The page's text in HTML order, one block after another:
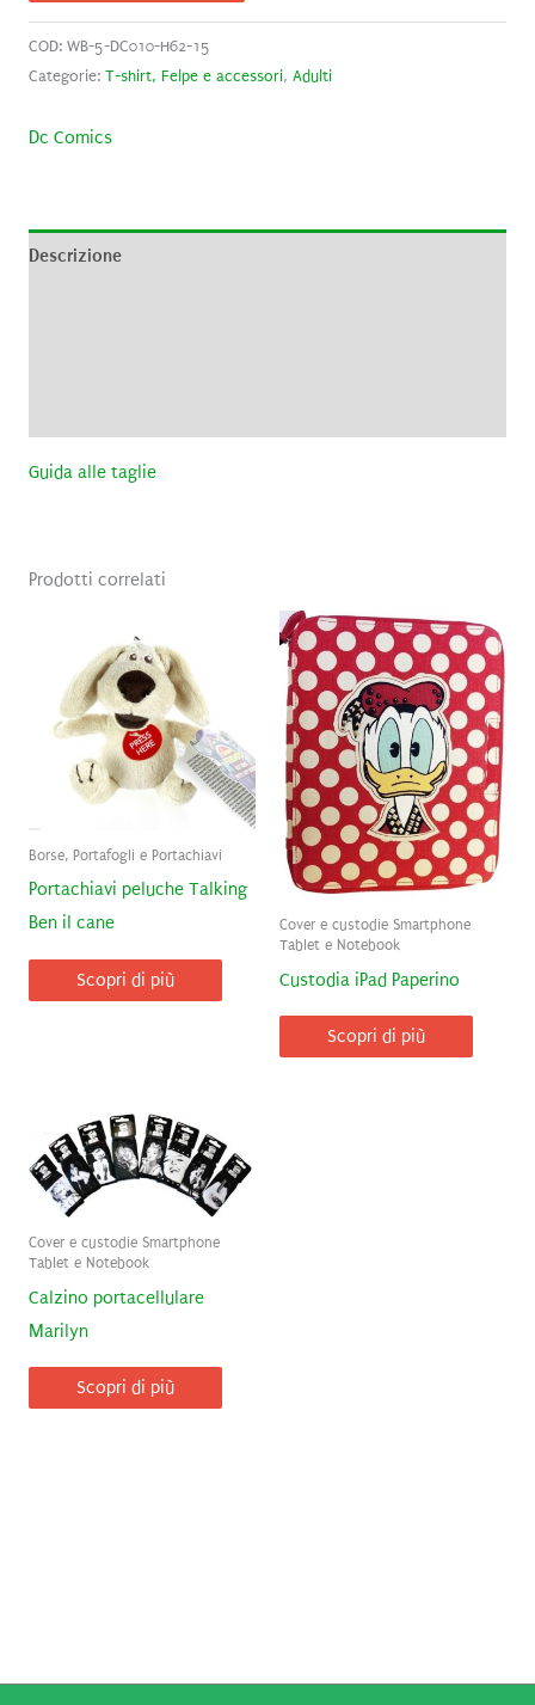
COD: WB-5-DC010-H62-15
Categorie: T-shirt, Felpe e accessori, Adulti
Dc Comics
Descrizione
Guida alle taglie
Prodotti correlati
Borse, Portafogli e Portachiavi
Portachiavi peluche Talking
Ben il cane
Scopri di più
Cover e custodie Smartphone
Tablet e Notebook
Custodia iPad Paperino
Scopri di più
Cover e custodie Smartphone
Tablet e Notebook
Calzino portacellulare
Marilyn
Scopri di più